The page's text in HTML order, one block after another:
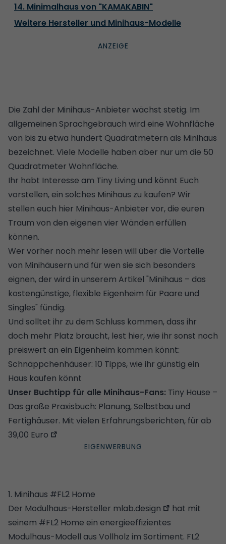
14. Minimalhaus von "KAMAKABIN"
Weitere Hersteller und Minihaus-Modelle
Die Zahl der Minihaus-Anbieter wächst stetig. Im
allgemeinen Sprachgebrauch wird eine Wohnfläche
von bis zu etwa hundert Quadratmetern als Minihaus
bezeichnet. Viele Modelle haben aber nur um die 50
Quadratmeter Wohnfläche.
Ihr habt Interesse am Tiny Living und könnt Euch
vorstellen, ein solches Minihaus zu kaufen? Wir
stellen euch hier Minihaus-Anbieter vor, die euren
Traum von den eigenen vier Wänden erfüllen
können.
Wer vorher noch mehr lesen will über die Vorteile
von Minihäusern und für wen sie sich besonders
eignen, der wird in unserem Artikel "Minihaus – das
kostengünstige, flexible Eigenheim für Paare und
Singles" fündig.
Und solltet ihr zu dem Schluss kommen, dass ihr
doch mehr Platz braucht, lest hier, wie ihr sonst noch
preiswert an ein Eigenheim kommen könnt:
Schnäppchenhäuser: 10 Tipps, wie ihr günstig ein
Haus kaufen könnt
Unser Buchtipp für alle Minihaus-Fans: Tiny House –
Das große Praxisbuch: Planung, Selbstbau und
Fertighäuser. Mit vielen Erfahrungsberichten, für ab
39,00 Euro
1. Minihaus #FL2 Home
Der Modulhaus-Hersteller mlab.design
hat mit
seinem #FL2 Home ein energieeffizientes
Modulhaus-Modell aus Vollholz im Sortiment. FL2